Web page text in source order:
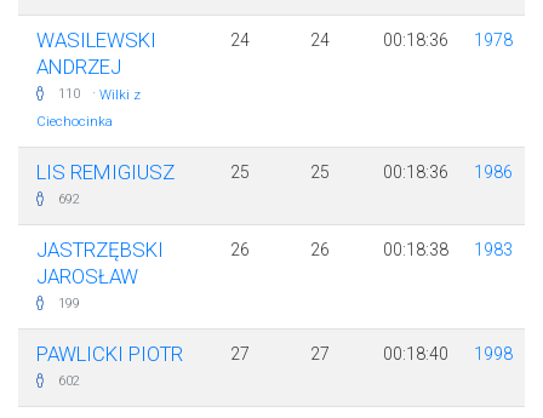
WASILEWSKI
ANDRZEJ
110 · Wilki z
Ciechocinka
24 24 00:18:36 1978
LIS REMIGIUSZ
692
25 25 00:18:36 1986
JASTRZĘBSKI
JAROSŁAW
199
26 26 00:18:38 1983
PAWLICKI PIOTR
602
27 27 00:18:40 1998